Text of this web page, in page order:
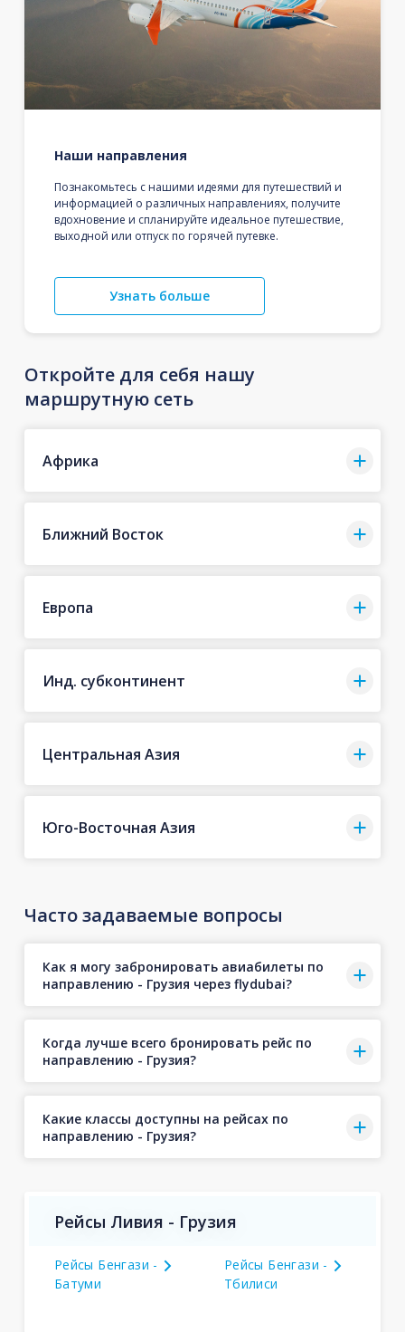
Наши направления
Познакомьтесь с нашими идеями для путешествий и
информацией о различных направлениях, получите
вдохновение и спланируйте идеальное путешествие,
выходной или отпуск по горячей путевке.
Узнать больше
Откройте для себя нашу
маршрутную сеть
Африка
Ближний Восток
Европа
Инд. субконтинент
Центральная Азия
Юго-Восточная Азия
Часто задаваемые вопросы
Как я могу забронировать авиабилеты по
направлению - Грузия через flydubai?
Когда лучше всего бронировать рейс по
направлению - Грузия?
Какие классы доступны на рейсах по
направлению - Грузия?
Рейсы Ливия - Грузия
Рейсы Бенгази -
Батуми
Рейсы Бенгази -
Тбилиси